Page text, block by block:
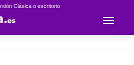
Clásica o escritorio
Toggle